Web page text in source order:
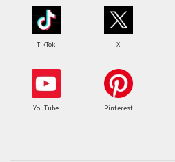
TikTok X
YouTube Pinterest